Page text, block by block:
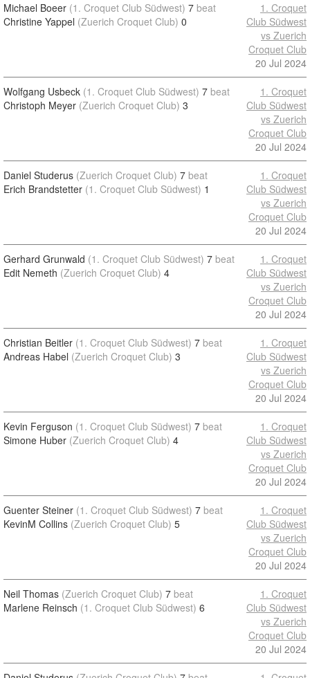
Michael Boeer (1. Croquet Club Südwest) 7 beat
Christine Yappel (Zuerich Croquet Club) 0
1. Croquet
Club Südwest
vs Zuerich
Croquet Club
20 Jul 2024
Wolfgang Usbeck (1. Croquet Club Südwest) 7 beat
Christoph Meyer (Zuerich Croquet Club) 3
1. Croquet
Club Südwest
vs Zuerich
Croquet Club
20 Jul 2024
Daniel Studerus (Zuerich Croquet Club) 7 beat
Erich Brandstetter (1. Croquet Club Südwest) 1
1. Croquet
Club Südwest
vs Zuerich
Croquet Club
20 Jul 2024
Gerhard Grunwald (1. Croquet Club Südwest) 7 beat
Edit Nemeth (Zuerich Croquet Club) 4
1. Croquet
Club Südwest
vs Zuerich
Croquet Club
20 Jul 2024
Christian Beitler (1. Croquet Club Südwest) 7 beat
Andreas Habel (Zuerich Croquet Club) 3
1. Croquet
Club Südwest
vs Zuerich
Croquet Club
20 Jul 2024
Kevin Ferguson (1. Croquet Club Südwest) 7 beat
Simone Huber (Zuerich Croquet Club) 4
1. Croquet
Club Südwest
vs Zuerich
Croquet Club
20 Jul 2024
Guenter Steiner (1. Croquet Club Südwest) 7 beat
KevinM Collins (Zuerich Croquet Club) 5
1. Croquet
Club Südwest
vs Zuerich
Croquet Club
20 Jul 2024
Neil Thomas (Zuerich Croquet Club) 7 beat
Marlene Reinsch (1. Croquet Club Südwest) 6
1. Croquet
Club Südwest
vs Zuerich
Croquet Club
20 Jul 2024